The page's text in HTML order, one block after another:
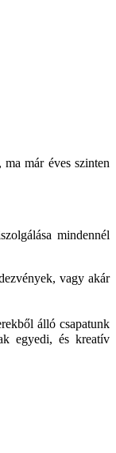
ma már éves szinten
mindennél
vagy akár
álló csapatunk
egyedi, és kreatív